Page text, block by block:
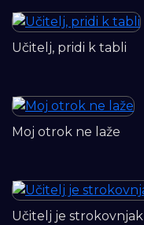
Učitelj, pridi k tabli
Moj otrok ne laže
Učitelj je strokovnjak